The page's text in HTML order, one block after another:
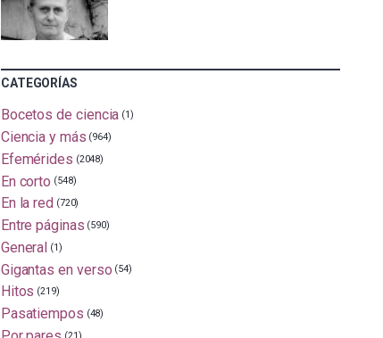
CATEGORÍAS
Bocetos de ciencia (1)
Ciencia y más (964)
Efemérides (2048)
En corto (548)
En la red (720)
Entre páginas (590)
General (1)
Gigantas en verso (54)
Hitos (219)
Pasatiempos (48)
(21)